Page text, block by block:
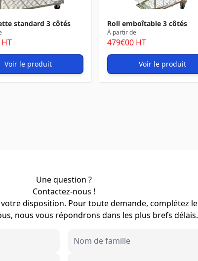
standard 3 côtés
HT
Voir le produit
Roll emboîtable 3 côtés
À partir de
479€00 HT
Voir le produit
Une question ?
Contactez-nous !
disposition. Pour toute demande, complétez le
nous vous répondrons dans les plus brefs délais.